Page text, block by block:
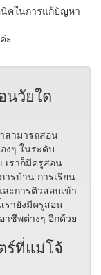
นิคในการแก้ปัญหา
ะ
วัยใด
สามารถสอน
งๆ ในระดับ
เราก็มีครูสอน
ารบ้าน การเรียน
ะการติวสอบเข้า
รายังมีครูสอน
ชีพต่างๆ อีกด้วย
ร์ที่แม่โจ้